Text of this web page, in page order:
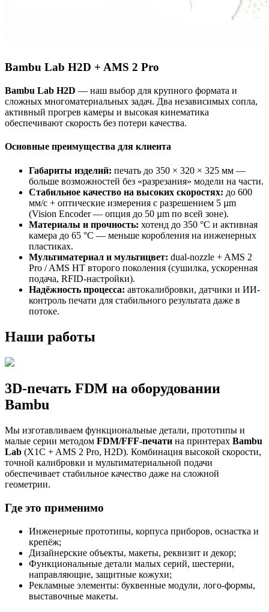
Bambu Lab H2D + AMS 2 Pro
Bambu Lab H2D — наш выбор для крупного формата и
сложных многоматериальных задач. Два независимых сопла,
активный прогрев камеры и высокая кинематика
обеспечивают скорость без потери качества.
Основные преимущества для клиента
Габариты изделий: печать до 350 × 320 × 325 мм —
больше возможностей без «разрезания» модели на части.
Стабильное качество на высоких скоростях: до 600
мм/с + оптические измерения с разрешением 5 µm
(Vision Encoder — опция до 50 µm по всей зоне).
Материалы и прочность: хотенд до 350 °C и активная
камера до 65 °C — меньше коробления на инженерных
пластиках.
Мультиматериал и мультицвет: dual-nozzle + AMS 2
Pro / AMS HT второго поколения (сушилка, ускоренная
подача, RFID-настройки).
Надёжность процесса: автокалибровки, датчики и ИИ-
контроль печати для стабильного результата даже в
потоке.
Наши работы
3D-печать FDM на оборудовании
Bambu
Мы изготавливаем функциональные детали, прототипы и
малые серии методом FDM/FFF-печати на принтерах Bambu
Lab (X1C + AMS 2 Pro, H2D). Комбинация высокой скорости,
точной калибровки и мультиматериальной подачи
обеспечивает стабильное качество даже на сложной
геометрии.
Где это применимо
Инженерные прототипы, корпуса приборов, оснастка и
крепёж;
Дизайнерские объекты, макеты, реквизит и декор;
Функциональные детали малых серий, шестерни,
направляющие, защитные кожухи;
Рекламные элементы: буквенные модули, лого-формы,
выставочные макеты.